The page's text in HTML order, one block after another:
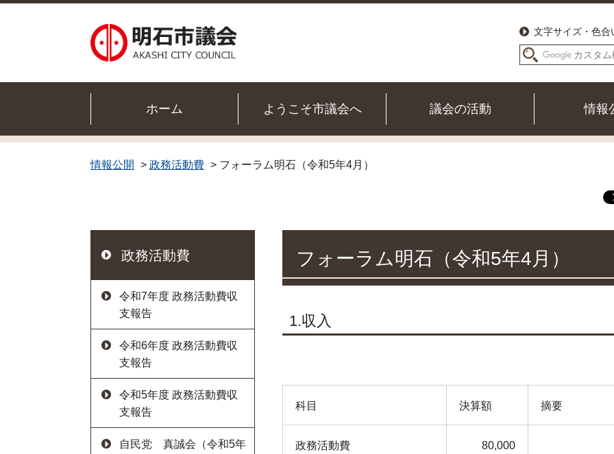
明石市議会 文字サイズ・色合
ホーム ようこそ市議会へ 議会の活動 情報
情報公開 > 政務活動費 > フォーラム明石（令和5年4月）
政務活動費
令和7年度 政務活動費収
支報告
令和6年度 政務活動費収
支報告
令和5年度 政務活動費収
支報告
自民党 真誠会（令和5年
フォーラム明石（令和5年4月）
1.収入
科目 決算額 摘要
政務活動費 80,000